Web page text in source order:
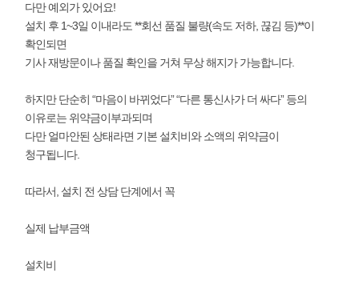
다만 예외가 있어요!
설치 후 1~3일 이내라도 **회선 품질 불량(속도 저하, 끊김 등)**이
확인되면
기사 재방문이나 품질 확인을 거쳐 무상 해지가 가능합니다.
하지만 단순히 “마음이 바뀌었다” “다른 통신사가 더 싸다” 등의
이유로는 위약금이부과되며
다만 얼마안된 상태라면 기본 설치비와 소액의 위약금이
청구됩니다.
따라서, 설치 전 상담 단계에서 꼭
실제 납부금액
설치비